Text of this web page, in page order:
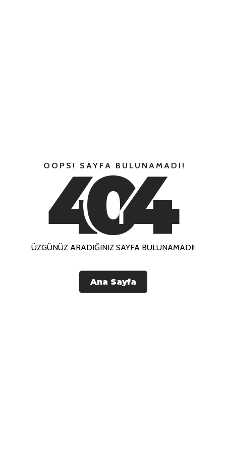
OOPS! SAYFA BULUNAMADI!
404
ÜZGÜNÜZ ARADIĞINIZ SAYFA BULUNAMADI!
Ana Sayfa